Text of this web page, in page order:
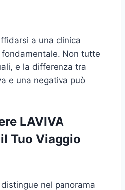
a una clinica
fondamentale. Non tutte
e la differenza tra
e una negativa può
LAVIVA
Tuo Viaggio
distingue nel panorama